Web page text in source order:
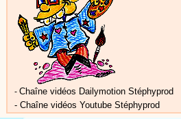
- Chaîne vidéos Dailymotion Stéphyprod
- Chaîne vidéos Youtube Stéphyprod